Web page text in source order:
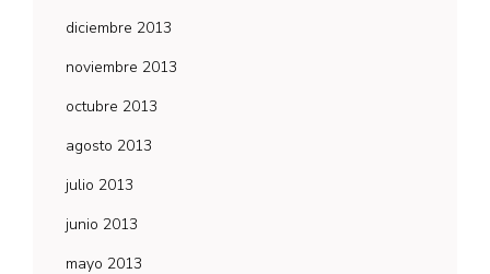
diciembre 2013
noviembre 2013
octubre 2013
agosto 2013
julio 2013
junio 2013
mayo 2013